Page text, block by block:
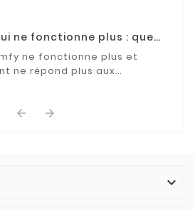
ne fonctionne plus : que
ne fonctionne plus et
ne répond plus aux
 
